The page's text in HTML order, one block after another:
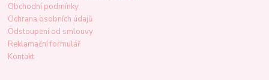
Obchodní podmínky
Ochrana osobních údajů
Odstoupení od smlouvy
Reklamační formulář
Kontakt